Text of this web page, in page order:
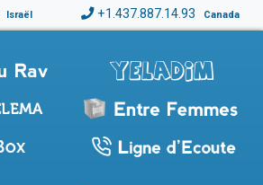
Israël +1.437.887.14.93 Canada